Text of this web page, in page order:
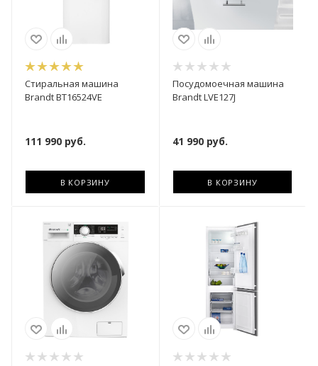
Стиральная машина
Brandt BT16524VE
111 990 руб.
В КОРЗИНУ
Посудомоечная машина
Brandt LVE127J
41 990руб.
В КОРЗИНУ